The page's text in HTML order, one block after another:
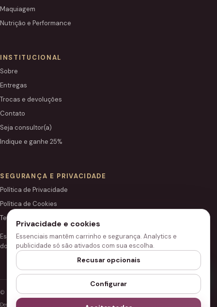
Maquiagem
Nutrição e Performance
INSTITUCIONAL
Sobre
Entregas
Trocas e devoluções
Contato
Seja consultor(a)
Indique e ganhe 25%
SEGURANÇA E PRIVACIDADE
Política de Privacidade
Política de Cookies
Termos de Uso
Este site é independente e não é o portal institucional oficial
do Grupo Hinode.
© 2026 Loja Hinode.
Desenvolvido para performance, segurança e acessibilidade.
Privacidade e cookies
Essenciais mantêm carrinho e segurança. Analytics e
publicidade só são ativados com sua escolha.
Recusar opcionais
Configurar